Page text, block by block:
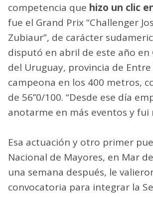
competencia que hizo un clic
fue el Grand Prix “Challenger
Zubiaur”, de carácter
disputó en abril de este año en
del Uruguay, provincia de Entre
campeona en los 400 metros,
de 56’’0/100. “Desde ese día
anotarme en más eventos y fui
Esa actuación y otro primer
Nacional de Mayores, en Mar
una semana después, le
convocatoria para integrar la